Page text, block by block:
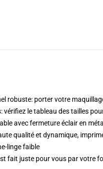
robuste: porter votre
vérifiez le tableau des tailles
avec fermeture éclair en
qualité et dynamique,
linge faible
fait juste pour vous par votre